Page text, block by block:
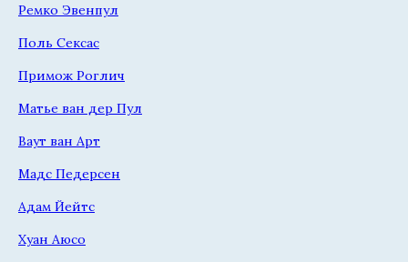
Ремко Эвенпул
Поль Сексас
Примож Роглич
Матье ван дер Пул
Ваут ван Арт
Мадс Педерсен
Адам Йейтс
Хуан Аюсо